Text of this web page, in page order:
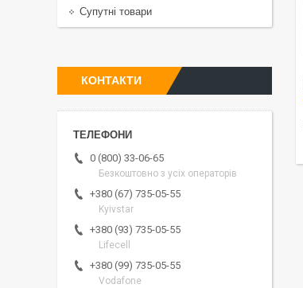
Супутні товари
КОНТАКТИ
0 (800) 33-06-65
Безкоштовно з усіх операторів
+380 (67) 735-05-55
Kyivstar
+380 (93) 735-05-55
Lifecell
+380 (99) 735-05-55
Vodafone